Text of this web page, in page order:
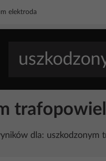
elektroda
dla: uszkodzonym